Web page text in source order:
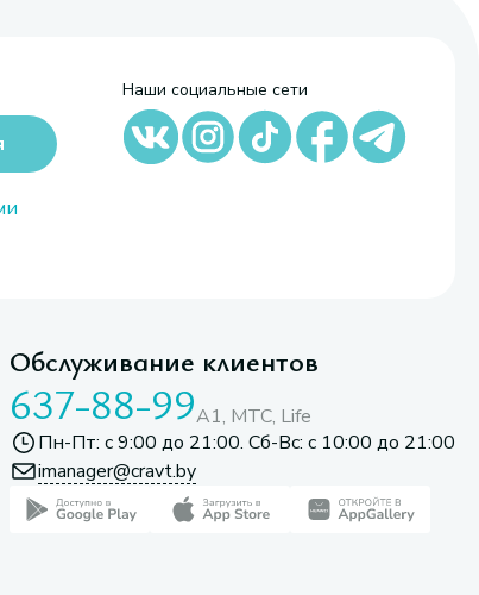
Наши социальные сети
Обслуживание клиентов
637-88-99A1, МТС, Life
Пн-Пт: с 9:00 до 21:00. Сб-Вс: с 10:00 до 21:00
imanager@cravt.by